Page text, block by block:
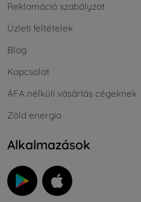
Reklamáció szabályzat
Üzleti feltételek
Blog
Kapcsolat
ÁFA nélküli vásárlás cégeknek
Zöld energia
Alkalmazások